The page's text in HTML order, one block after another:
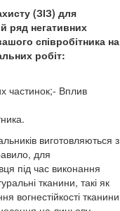
(ЗІЗ) для
ряд негативних
співробітника на
робіт:
частинок;- Вплив
виготовляються з
для
під час виконання
тканини, такі як
вогнестійкості тканини